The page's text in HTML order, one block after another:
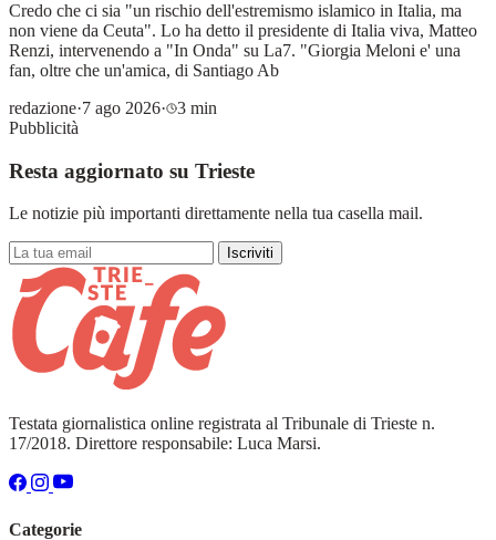
Credo che ci sia "un rischio dell'estremismo islamico in Italia, ma
non viene da Ceuta". Lo ha detto il presidente di Italia viva, Matteo
Renzi, intervenendo a "In Onda" su La7. "Giorgia Meloni e' una
fan, oltre che un'amica, di Santiago Ab
redazione·7 ago 2026·
3 min
Pubblicità
Resta aggiornato su Trieste
Le notizie più importanti direttamente nella tua casella mail.
Iscriviti
Testata giornalistica online registrata al Tribunale di Trieste n.
17/2018. Direttore responsabile: Luca Marsi.
Categorie